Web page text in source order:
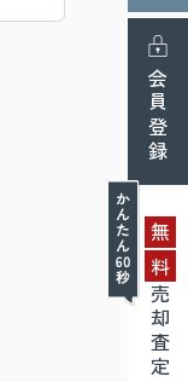
会員登録
無
料
売却査定